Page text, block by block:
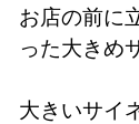
お店の前に
った大きめ
大きいサイ